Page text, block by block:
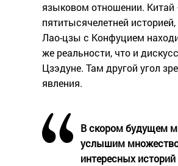
языковом отношении. Китай
пятитысячелетней историей,
Лао-цзы с Конфуцием
же реальности, что и
Цзэдуне. Там другой угол
явления.
В скором будущем
услышим
интересных